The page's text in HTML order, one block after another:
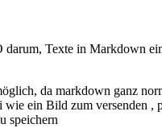
darum, Texte in Markdown
da markdown ganz
wie ein Bild zum versenden ,
speichern